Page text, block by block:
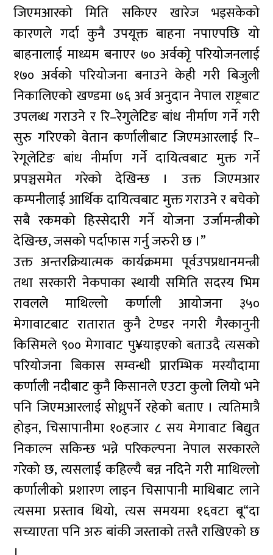
जिएमआरको मिति सकिएर खारेज भइसकेको
कारणले गर्दा कुनै उपयूक्त बाहना नपाएपछि यो
बाहनालाई माध्यम बनाएर ७० अर्वकाृे परियोजनलाई
१७० अर्वको परियोजना बनाउने केही गरी बिजुली
निकालिएको खण्डमा ७६ अर्व अनुदान नेपाल राष्ट्रबाट
उपलब्ध गराउने र रि–रेगुलेटिङ बांध नीर्माण गर्ने गरी
सुरु गरिएको वेतान कर्णालीबाट जिएमआरलाई रि–
रेगूलेटिङ बांध नीर्माण गर्ने दायित्वबाट मुक्त गर्ने
प्रपञ्चसमेत गरेको देखिन्छ । उक्त जिएमआर
कम्पनीलाई आर्थिक दायित्वबाट मुक्त गराउने र बचेको
सबै रकमको हिस्सेदारी गर्ने योजना उर्जामन्त्रीको
देखिन्छ, जसको पर्दाफास गर्नु जरुरी छ ।”
उक्त अन्तरक्रियात्मक कार्यक्रममा पूर्वउपप्रधानमन्त्री
तथा सरकारी नेकपाका स्थायी समिति सदस्य भिम
रावलले माथिल्लो कर्णाली आयोजना ३५०
मेगावाटबाट रातारात कुनै टेण्डर नगरी गैरकानुनी
किसिमले ९०० मेगावाट पु¥याइएको बताउदै त्यसको
परियोजना बिकास सम्वन्धी प्रारम्भिक मस्यौदामा
कर्णाली नदीबाट कुनै किसानले एउटा कुलो लियो भने
पनि जिएमआरलाई सोध्नुपर्ने रहेको बताए । त्यतिमात्रै
होइन, चिसापानीमा १०हजार ८ सय मेगावाट बिद्युत
निकाल्न सकिन्छ भन्ने परिकल्पना नेपाल सरकारले
गरेको छ, त्यसलाई कहिल्यै बन्न नदिने गरी माथिल्लो
कर्णालीको प्रशारण लाइन चिसापानी माथिबाट लाने
त्यसमा प्रस्ताव थियो, त्यस समयमा १६वटा बू“दा
सच्याएता पनि अरु बांकी जस्ताको तस्तै राखिएको छ